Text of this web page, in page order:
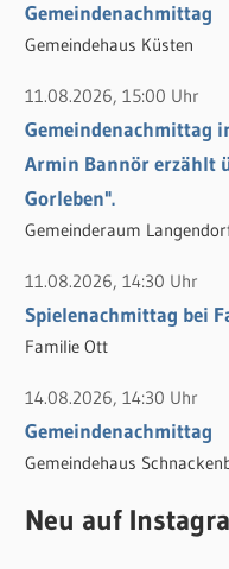
h
:
Gemeindenachmittag
Gemeindehaus Küsten
11.08.2026, 15:00 Uhr
Gemeindenachmittag
Armin Bannör erzählt
Gorleben".
Gemeinderaum
11.08.2026, 14:30 Uhr
Spielenachmittag bei
Familie Ott
14.08.2026, 14:30 Uhr
Gemeindenachmittag
Gemeindehaus
Neu auf